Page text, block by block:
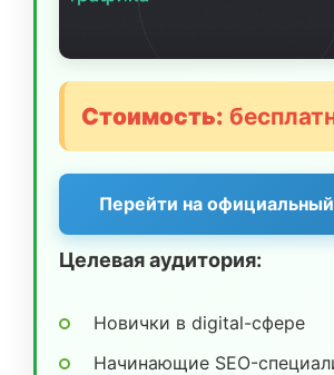
Стоимость:
Перейти на
Целевая аудитория:
Новички в digital-сфере
Начинающие SEO-